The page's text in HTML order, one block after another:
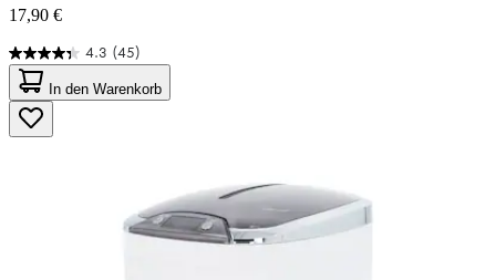
17,90 €
4.3 (45)
4.3
von
5
Sternen.
45
In den Warenkorb